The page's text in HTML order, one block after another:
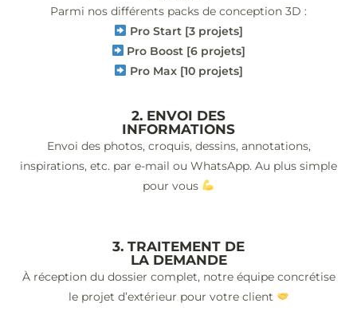
Parmi nos différents packs de conception 3D :
Pro Start [3 projets]
Pro Boost [6 projets]
Pro Max [10 projets]
2. ENVOI DES
INFORMATIONS
Envoi des photos, croquis, dessins, annotations,
inspirations, etc. par e-mail ou WhatsApp. Au plus simple
pour vous
3. TRAITEMENT DE
LA DEMANDE
À réception du dossier complet, notre équipe concrétise
le projet d’extérieur pour votre client